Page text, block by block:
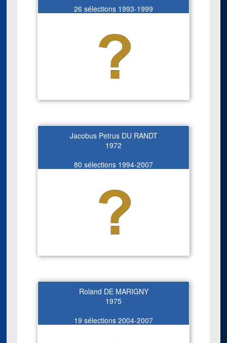
26 sélections 1993-1999
Jacobus Petrus DU RANDT
1972
80 sélections 1994-2007
Roland DE MARIGNY
1975
19 sélections 2004-2007